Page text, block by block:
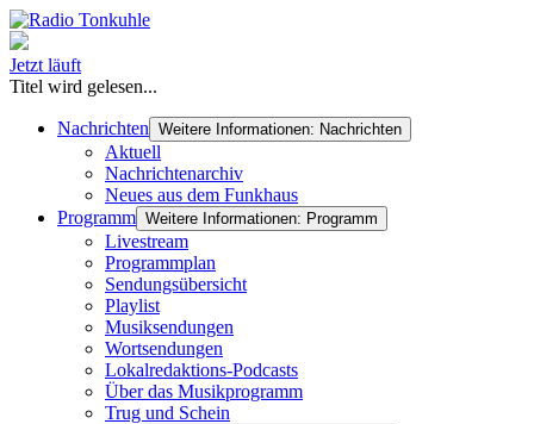
Jetzt läuft
Titel wird gelesen...
Nachrichten Weitere Informationen: Nachrichten
Aktuell
Nachrichtenarchiv
Neues aus dem Funkhaus
Programm Weitere Informationen: Programm
Livestream
Programmplan
Sendungsübersicht
Playlist
Musiksendungen
Wortsendungen
Lokalredaktions-Podcasts
Über das Musikprogramm
Trug und Schein